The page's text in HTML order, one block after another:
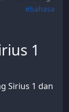
#bahasa
1
Sirius 1 dan